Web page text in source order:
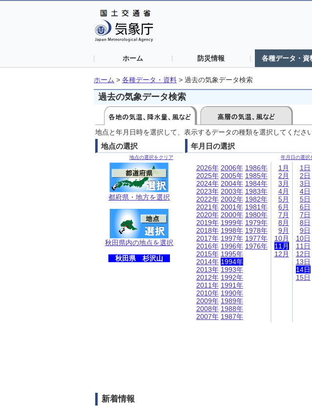
ホーム 防災情報 各種データ・資
ホーム > 各種データ・資料 > 過去の気象データ検索
過去の気象データ検索
地点と年月日時を選択して、表示するデータの種類を選択してください
地点の選択
地点の選択をクリア
都府県・地方を選択
秋田県内の地点を選択
秋田県 杉沢山
年月日の選択
年月日の選択
2026年
2025年
2024年
2023年
2022年
2021年
2020年
2019年
2018年
2017年
2016年
2015年
2014年
2013年
2012年
2011年
2010年
2009年
2008年
2007年
2006年
2005年
2004年
2003年
2002年
2001年
2000年
1999年
1998年
1997年
1996年
1995年
1994年
1993年
1992年
1991年
1990年
1989年
1988年
1987年
1986年
1985年
1984年
1983年
1982年
1981年
1980年
1979年
1978年
1977年
1976年
1月
2月
3月
4月
5月
6月
7月
8月
9月
10月
11月
12月
1日
2日
3日
4日
5日
6日
7日
8日
9日
10日
11日
12日
13日
14日
15日
新着情報